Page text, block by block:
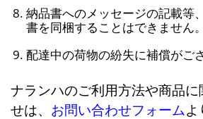
納品書へのメッセージの記載等
書を同梱することはできません。
配達中の荷物の紛失に補償がご
ナランハのご利用方法や商品
せは、 お問い合わせフォームよ